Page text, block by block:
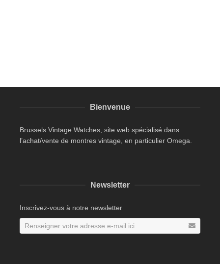
Bienvenue
Brussels Vintage Watches, site web spécialisé dans
l’achat/vente de montres vintage, en particulier Omega.
Newsletter
Inscrivez-vous à notre newsletter